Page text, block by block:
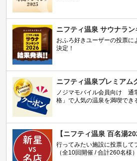
ニフティ温泉 サウナラ
おふろ好きユーザーの投票に
決定！
ニフティ温泉プレミアム
ノジマモバイル会員向け 通
格」で人気の温泉を満喫でき
【ニフティ温泉 百名湯
行ってみたい施設に投票して
（全10回開催 / 合計260名様）